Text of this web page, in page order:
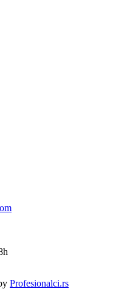
Profesionalci.rs